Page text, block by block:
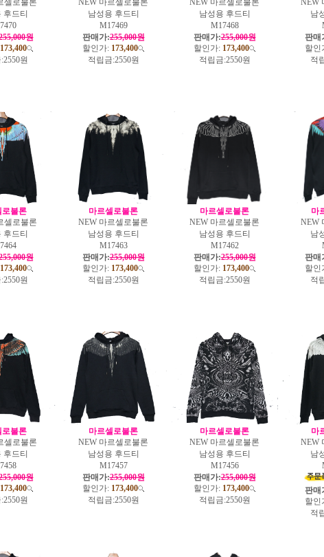
후드티
원
173,400
2550원
남성용 후드티
M17469
판매가:255,000원
할인가: 173,400
적립금:2550원
남성용 후드티
M17468
판매가:255,000원
할인가: 173,400
적립금:2550원
남
판매
할인
적
로불론
셀로불론
후드티
원
173,400
2550원
마르셀로불론
NEW 마르셀로불론
남성용 후드티
M17463
판매가:255,000원
할인가: 173,400
적립금:2550원
마르셀로불론
NEW 마르셀로불론
남성용 후드티
M17462
판매가:255,000원
할인가: 173,400
적립금:2550원
마
NEW
남
판매
할인
적
로불론
셀로불론
후드티
원
173,400
2550원
마르셀로불론
NEW 마르셀로불론
남성용 후드티
M17457
판매가:255,000원
할인가: 173,400
적립금:2550원
마르셀로불론
NEW 마르셀로불론
남성용 후드티
M17456
판매가:255,000원
할인가: 173,400
적립금:2550원
마
NEW
남
판매
할인
적